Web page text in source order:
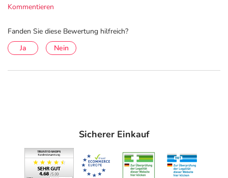
Kommentieren
Fanden Sie diese Bewertung hilfreich?
Ja
Nein
Sicherer Einkauf